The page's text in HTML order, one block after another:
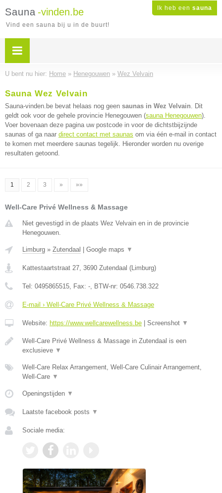
Ik heb een sauna
Sauna -vinden.be
Vind een sauna bij u in de buurt!
U bent nu hier: Home » Henegouwen » Wez Velvain
Sauna Wez Velvain
Sauna-vinden.be bevat helaas nog geen saunas in Wez Velvain. Dit
geldt ook voor de gehele provincie Henegouwen (sauna Henegouwen).
Voer bovenaan deze pagina uw postcode in voor de dichtstbijzijnde
saunas of ga naar direct contact met saunas om via één e-mail in contact
te komen met meerdere saunas tegelijk. Hieronder worden nu overige
resultaten getoond.
1 2 3 » »»
Well-Care Privé Wellness & Massage
Niet gevestigd in de plaats Wez Velvain en in de provincie
Henegouwen.
Limburg » Zutendaal Google maps ▼
Kattestaartstraat 27, 3690 Zutendaal (Limburg)
Tel: 0495865515, Fax: -, BTW-nr: 0546.738.322
E-mail › Well-Care Privé Wellness & Massage
Website: https://www.wellcarewellness.be Screenshot ▼
Well-Care Privé Wellness & Massage in Zutendaal is een
exclusieve ▼
Well-Care Relax Arrangement, Well-Care Culinair Arrangement,
Well-Care ▼
Openingstijden ▼
Laatste facebook posts ▼
Sociale media: